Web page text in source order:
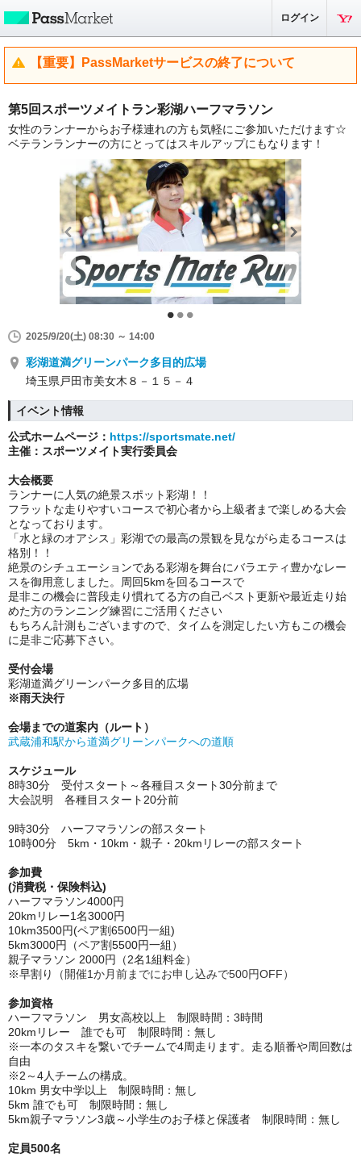
ログイン
【重要】PassMarketサービスの終了について
第5回スポーツメイトラン彩湖ハーフマラソン
女性のランナーからお子様連れの方も気軽にご参加いただけます☆
ベテランランナーの方にとってはスキルアップにもなります！
2025/9/20(土) 08:30 ～ 14:00
彩湖道満グリーンパーク多目的広場
埼玉県戸田市美女木８－１５－４
イベント情報
公式ホームページ： https://sportsmate.net/
主催：スポーツメイト実行委員会
大会概要
ランナーに人気の絶景スポット彩湖！！
フラットな走りやすいコースで初心者から上級者まで楽しめる大会
となっております。
「水と緑のオアシス」彩湖での最高の景観を見ながら走るコースは
格別！！
絶景のシチュエーションである彩湖を舞台にバラエティ豊かなレー
スを御用意しました。周回5kmを回るコースで
是非この機会に普段走り慣れてる方の自己ベスト更新や最近走り始
めた方のランニング練習にご活用ください
もちろん計測もございますので、タイムを測定したい方もこの機会
に是非ご応募下さい。
受付会場
彩湖道満グリーンパーク多目的広場
※雨天決行
会場までの道案内（ルート）
武蔵浦和駅から道満グリーンパークへの道順
スケジュール
8時30分 受付スタート～各種目スタート30分前まで
大会説明 各種目スタート20分前
9時30分 ハーフマラソンの部スタート
10時00分 5km・10km・親子・20kmリレーの部スタート
参加費
(消費税・保険料込)
ハーフマラソン4000円
20kmリレー1名3000円
10km3500円(ペア割6500円一組)
5km3000円（ペア割5500円一組）
親子マラソン 2000円（2名1組料金）
※早割り
（開催1か月前までにお申し込みで500円OFF）
参加資格
ハーフマラソン 男女高校以上 制限時間：3時間
20kmリレー 誰でも可 制限時間：無し
※一本のタスキを繋いでチームで4周走ります。走る順番や周回数は
自由
※2～4人チームの構成。
10km 男女中学以上 制限時間：無し
5km 誰でも可 制限時間：無し
5km親子マラソン3歳～小学生のお子様と保護者 制限時間：無し
定員500名